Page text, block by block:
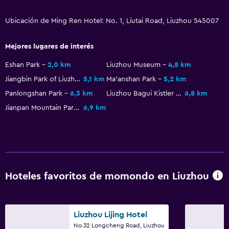
Ubicación de Ming Ren Hotel: No. 1, Liutai Road, Liuzhou 545007
Mejores lugares de interés
Eshan Park 2,0 km Liuzhou Museum
4,8 km
Jiangbin Park of Liuzhou 5,1 km Ma'anshan Park
5,2 km
Panlongshan Park
6,3 km Liuzhou Bagui Kistler Museum 6,8 km
Jianpan Mountain Park
6,9 km
Hoteles favoritos de momondo en Liuzhou
Liuzhou Lijing Hotel
No.32 Longcheng Road, Liuzhou